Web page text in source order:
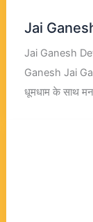
Jai
Jai Ganesh
Ganesh Jai
धूमधाम के साथ